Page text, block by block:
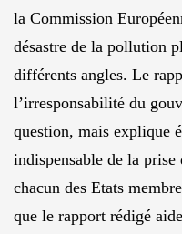
la Commission
désastre de la pollution
différents angles. Le
l’irresponsabilité du
question, mais explique
indispensable de la prise
chacun des Etats
que le rapport rédigé